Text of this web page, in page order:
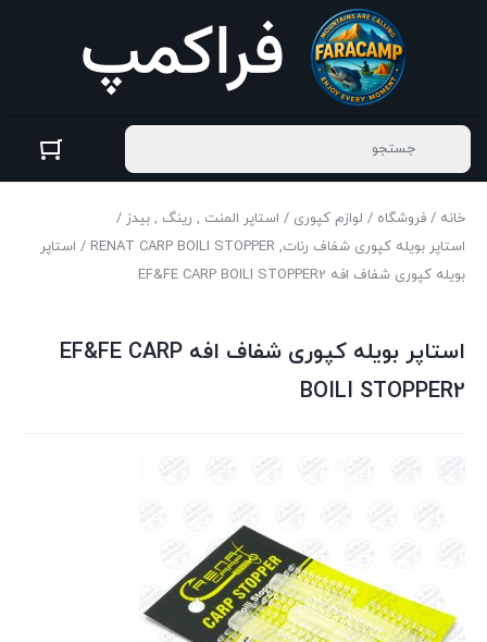
خانه / فروشگاه / لوازم کپوری / استاپر المنت , رینگ , بیدز /
استاپر بویله کپوری شفاف رنات, RENAT CARP BOILI STOPPER
/ استاپر
بویله کپوری شفاف افه EF&FE CARP BOILI STOPPER2
استاپر بویله کپوری شفاف افه EF&FE CARP
BOILI STOPPER2